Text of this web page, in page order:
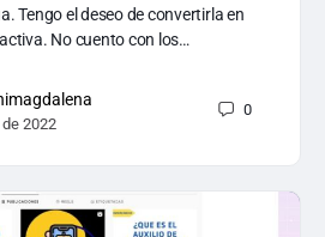
Tengo el deseo de convertirla en
No cuento con los…
2022
0